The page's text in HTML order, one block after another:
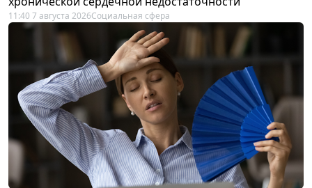
11:40 7 августа 2026Социальная сфера